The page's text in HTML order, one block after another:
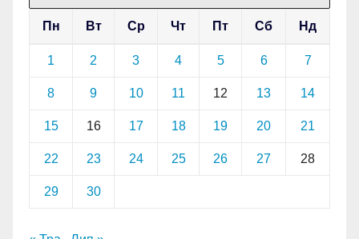
Пн Вт Ср Чт Пт Сб Нд
1 2 3 4 5 6 7
8 9 10 11 12 13 14
15 16 17 18 19 20 21
22 23 24 25 26 27 28
29 30